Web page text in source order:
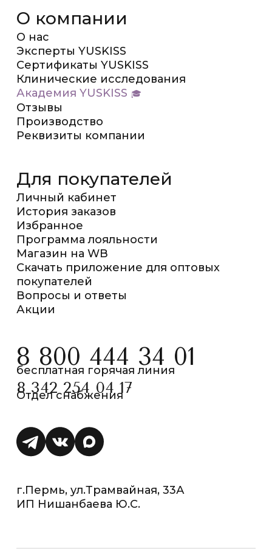
О компании
О нас
Эксперты YUSKISS
Сертификаты YUSKISS
Клинические исследования
Академия YUSKISS
Отзывы
Производство
Реквизиты компании
Для покупателей
Личный кабинет
История заказов
Избранное
Программа лояльности
Магазин на WB
Скачать приложение для оптовых
покупателей
Вопросы и ответы
Акции
8 800 444 34 01
бесплатная горячая линия
8 342 254 04 17
Отдел снабжения
г.Пермь, ул.Трамвайная, 33А
ИП Нишанбаева Ю.С.